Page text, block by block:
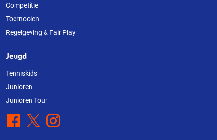
Competitie
Toernooien
Regelgeving & Fair Play
Jeugd
Tenniskids
Junioren
Junioren Tour
Facebook
X Instagram